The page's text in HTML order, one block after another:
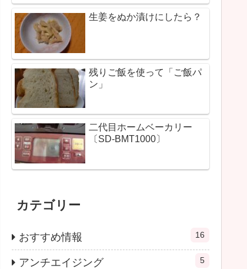
生姜をぬか漬けにしたら？
残りご飯を使って「ご飯パ
ン」
二代目ホームベーカリー
〔SD-BMT1000〕
カテゴリー
おすすめ情報 16
アンチエイジング 5